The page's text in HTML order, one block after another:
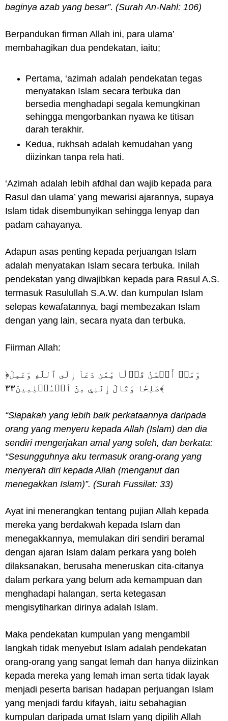
baginya azab yang besar”. (Surah An-Nahl: 106)
Berpandukan firman Allah ini, para ulama’
membahagikan dua pendekatan, iaitu;
Pertama, ‘azimah adalah pendekatan tegas
menyatakan Islam secara terbuka dan
bersedia menghadapi segala kemungkinan
sehingga mengorbankan nyawa ke titisan
darah terakhir.
Kedua, rukhsah adalah kemudahan yang
diizinkan tanpa rela hati.
‘Azimah adalah lebih afdhal dan wajib kepada para
Rasul dan ulama’ yang mewarisi ajarannya, supaya
Islam tidak disembunyikan sehingga lenyap dan
padam cahayanya.
Adapun asas penting kepada perjuangan Islam
adalah menyatakan Islam secara terbuka. Inilah
pendekatan yang diwajibkan kepada para Rasul A.S.
termasuk Rasulullah S.A.W. dan kumpulan Islam
selepas kewafatannya, bagi membezakan Islam
dengan yang lain, secara nyata dan terbuka.
Fiirman Allah:
﴿وَمَنۡ أَحۡسَنُ قَوۡلٗا مِّمَّن دَعَآ إِلَى ٱللَّهِ وَعَمِلَ
صَٰلِحٗا وَقَالَ إِنَّنِي مِنَ ٱلۡمُسۡلِمِينَ٣٣﴾
“Siapakah yang lebih baik perkataannya daripada
orang yang menyeru kepada Allah (Islam) dan dia
sendiri mengerjakan amal yang soleh, dan berkata:
“Sesungguhnya aku termasuk orang-orang yang
menyerah diri kepada Allah (menganut dan
menegakkan Islam)”. (Surah Fussilat: 33)
Ayat ini menerangkan tentang pujian Allah kepada
mereka yang berdakwah kepada Islam dan
menegakkannya, memulakan diri sendiri beramal
dengan ajaran Islam dalam perkara yang boleh
dilaksanakan, berusaha meneruskan cita-citanya
dalam perkara yang belum ada kemampuan dan
menghadapi halangan, serta ketegasan
mengisytiharkan dirinya adalah Islam.
Maka pendekatan kumpulan yang mengambil
langkah tidak menyebut Islam adalah pendekatan
orang-orang yang sangat lemah dan hanya diizinkan
kepada mereka yang lemah iman serta tidak layak
menjadi peserta barisan hadapan perjuangan Islam
yang menjadi fardu kifayah, iaitu sebahagian
kumpulan daripada umat Islam yang dipilih Allah